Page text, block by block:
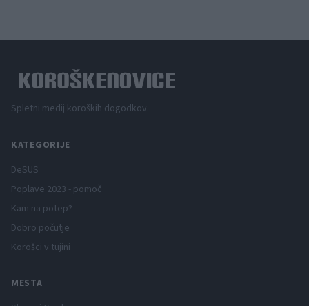
Spletni medij koroških dogodkov.
KATEGORIJE
DeSUS
Poplave 2023 - pomoč
Kam na potep?
Dobro počutje
Korošci v tujini
MESTA